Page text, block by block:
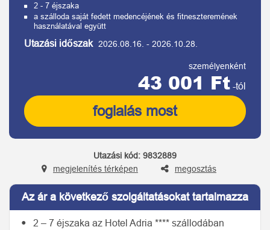
2 - 7 éjszaka
a szálloda saját fedett medencéjének és fitneszteremének
használatával együtt
Utazási időszak 2026.08.16. - 2026.10.28.
személyenként
43 001 Ft -tól
foglalás most
Utazási kód: 9832889
megjelenítés térképen
megosztás
Az ár a következő szolgáltatásokat tartalmazza
2 – 7 éjszaka az Hotel Adria **** szállodában